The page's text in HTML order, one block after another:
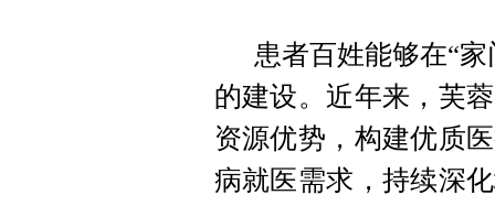
患者百姓能够在“
的建设。近年来，芙
资源优势，构建优质
病就医需求，持续深